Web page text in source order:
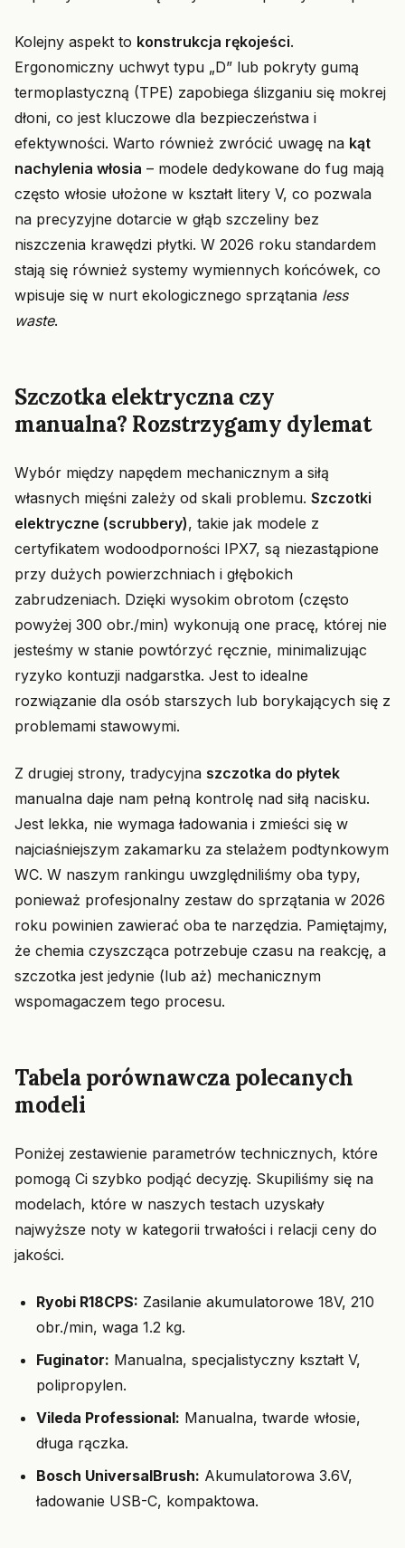
Kolejny aspekt to konstrukcja rękojeści.
Ergonomiczny uchwyt typu „D” lub pokryty gumą
termoplastyczną (TPE) zapobiega ślizganiu się mokrej
dłoni, co jest kluczowe dla bezpieczeństwa i
efektywności. Warto również zwrócić uwagę na kąt
nachylenia włosia – modele dedykowane do fug mają
często włosie ułożone w kształt litery V, co pozwala
na precyzyjne dotarcie w głąb szczeliny bez
niszczenia krawędzi płytki. W 2026 roku standardem
stają się również systemy wymiennych końcówek, co
wpisuje się w nurt ekologicznego sprzątania less
waste.
Szczotka elektryczna czy
manualna? Rozstrzygamy dylemat
Wybór między napędem mechanicznym a siłą
własnych mięśni zależy od skali problemu. Szczotki
elektryczne (scrubbery), takie jak modele z
certyfikatem wodoodporności IPX7, są niezastąpione
przy dużych powierzchniach i głębokich
zabrudzeniach. Dzięki wysokim obrotom (często
powyżej 300 obr./min) wykonują one pracę, której nie
jesteśmy w stanie powtórzyć ręcznie, minimalizując
ryzyko kontuzji nadgarstka. Jest to idealne
rozwiązanie dla osób starszych lub borykających się z
problemami stawowymi.
Z drugiej strony, tradycyjna szczotka do płytek
manualna daje nam pełną kontrolę nad siłą nacisku.
Jest lekka, nie wymaga ładowania i zmieści się w
najciaśniejszym zakamarku za stelażem podtynkowym
WC. W naszym rankingu uwzględniliśmy oba typy,
ponieważ profesjonalny zestaw do sprzątania w 2026
roku powinien zawierać oba te narzędzia. Pamiętajmy,
że chemia czyszcząca potrzebuje czasu na reakcję, a
szczotka jest jedynie (lub aż) mechanicznym
wspomagaczem tego procesu.
Tabela porównawcza polecanych
modeli
Poniżej zestawienie parametrów technicznych, które
pomogą Ci szybko podjąć decyzję. Skupiliśmy się na
modelach, które w naszych testach uzyskały
najwyższe noty w kategorii trwałości i relacji ceny do
jakości.
Ryobi R18CPS: Zasilanie akumulatorowe 18V, 210
obr./min, waga 1.2 kg.
Fuginator: Manualna, specjalistyczny kształt V,
polipropylen.
Vileda Professional: Manualna, twarde włosie,
długa rączka.
Bosch UniversalBrush: Akumulatorowa 3.6V,
ładowanie USB-C, kompaktowa.